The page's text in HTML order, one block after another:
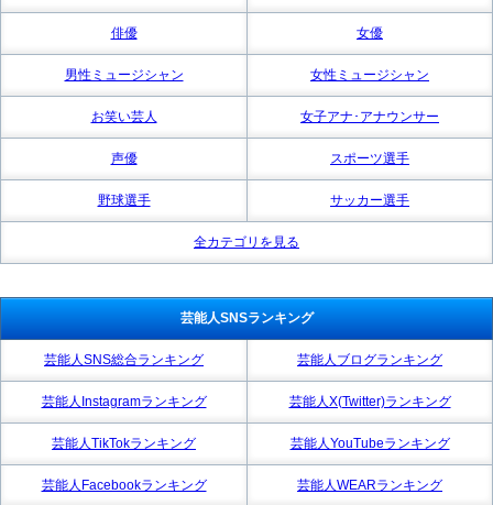
俳優 女優
男性ミュージシャン 女性ミュージシャン
お笑い芸人 女子アナ･アナウンサー
声優 スポーツ選手
野球選手 サッカー選手
全カテゴリを見る
芸能人SNSランキング
芸能人SNS総合ランキング 芸能人ブログランキング
芸能人Instagramランキング 芸能人X(Twitter)ランキング
芸能人TikTokランキング 芸能人YouTubeランキング
芸能人Facebookランキング 芸能人WEARランキング